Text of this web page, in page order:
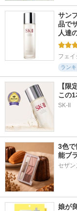
オリーブバージンオ
サン
品で
人達
フェ
ラン
【限
この1
SK-II
3色で
能ブ
セザン
娘が